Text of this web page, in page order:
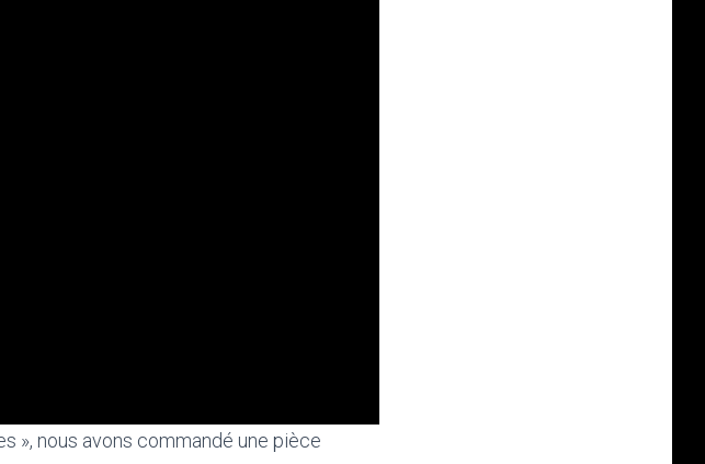
», nous avons commandé une pièce